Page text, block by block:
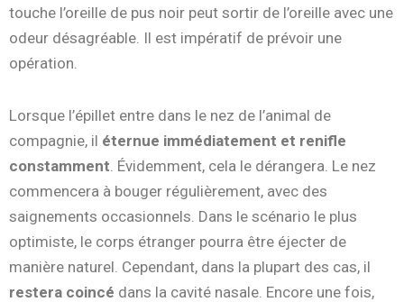
touche l’oreille de pus noir peut sortir de l’oreille avec une
odeur désagréable. Il est impératif de prévoir une
opération.
Lorsque l’épillet entre dans le nez de l’animal de
compagnie, il éternue immédiatement et renifle
constamment . Évidemment, cela le dérangera. Le nez
commencera à bouger régulièrement, avec des
saignements occasionnels. Dans le scénario le plus
optimiste, le corps étranger pourra être éjecter de
manière naturel. Cependant, dans la plupart des cas, il
restera coincé dans la cavité nasale. Encore une fois,